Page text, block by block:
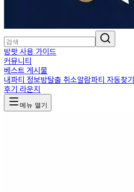
방팟 사용 가이드
커뮤니티
베스트 게시물
내파티 정보방탈출 취소알람파티 자동찾기
후기 라운지
메뉴 열기